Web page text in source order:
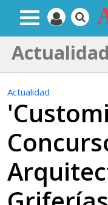
Actualidad
Actualidad